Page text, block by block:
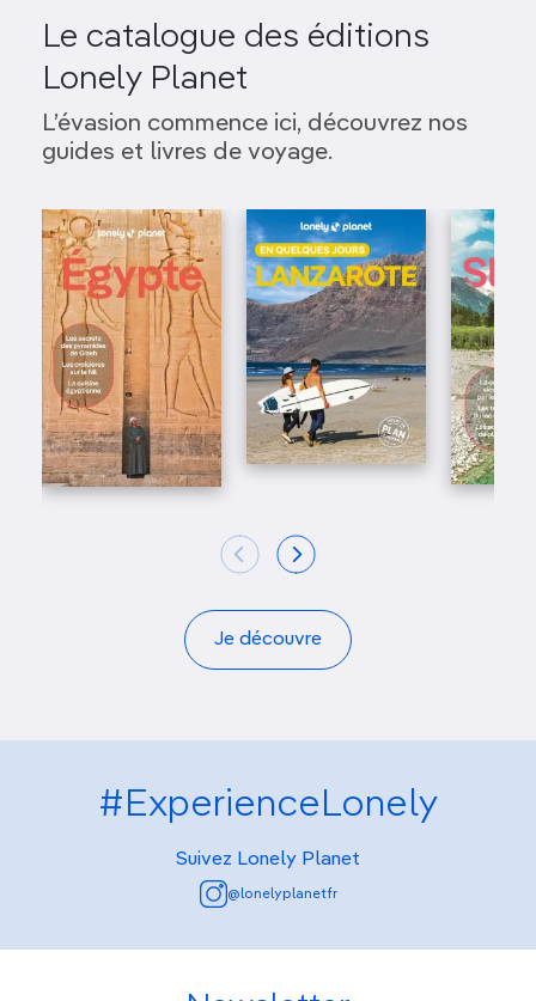
Le catalogue des éditions
Lonely Planet
L’évasion commence ici, découvrez nos
guides et livres de voyage.
Je découvre
#ExperienceLonely
Suivez Lonely Planet
@lonelyplanetfr